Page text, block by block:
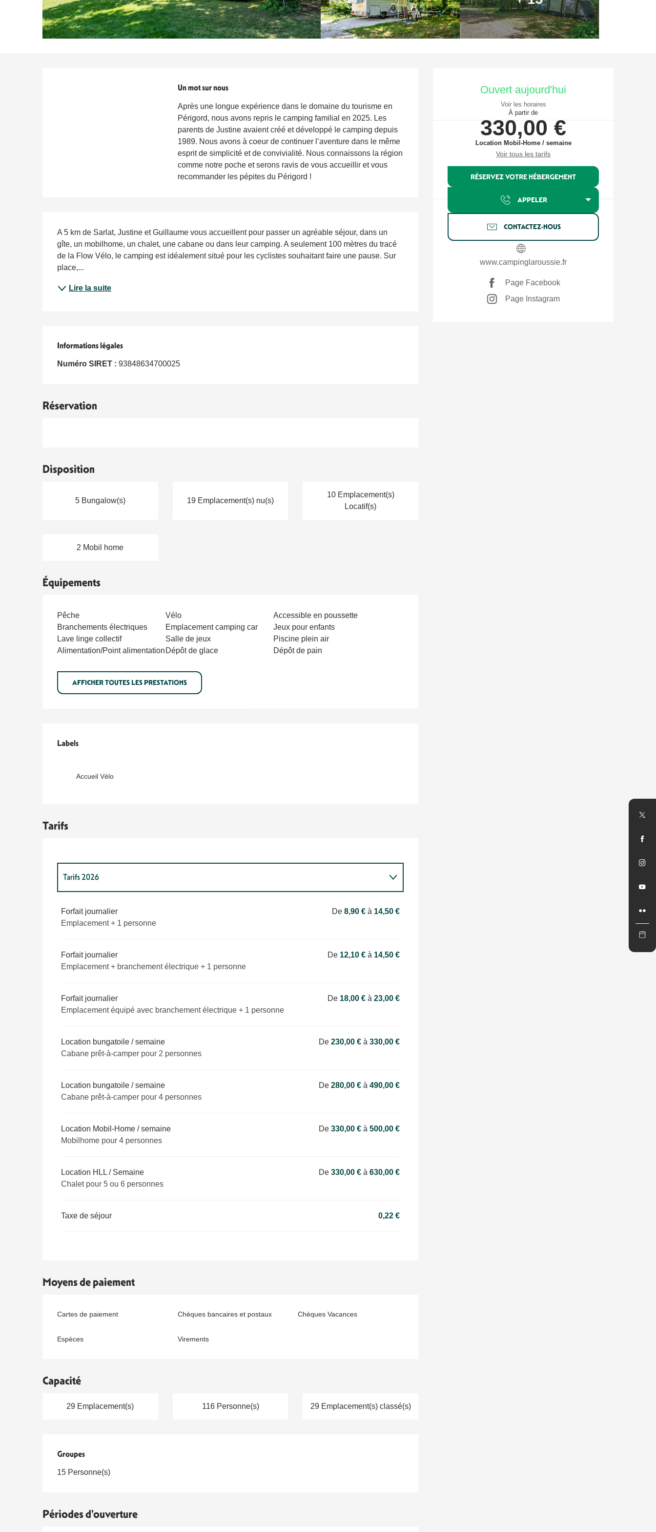
Ouverture et coordonnées
Ouvert aujourd'hui
Voir les horaires
À partir de
330,00 €
Location Mobil-Home / semaine
Voir tous les tarifs
RÉSERVEZ VOTRE HÉBERGEMENT
APPELER
CONTACTEZ-NOUS
www.campinglaroussie.fr
Page Facebook
Page Instagram
Un mot sur nous
Après une longue expérience dans le domaine du tourisme en
Périgord, nous avons repris le camping familial en 2025. Les
parents de Justine avaient créé et développé le camping depuis
1989. Nous avons à coeur de continuer l’aventure dans le même
esprit de simplicité et de convivialité. Nous connaissons la région
comme notre poche et serons ravis de vous accueillir et vous
recommander les pépites du Périgord !
Description
A 5 km de Sarlat, Justine et Guillaume vous accueillent pour passer un agréable séjour, dans un
gîte, un mobilhome, un chalet, une cabane ou dans leur camping. A seulement 100 mètres du tracé
de la Flow Vélo, le camping est idéalement situé pour les cyclistes souhaitant faire une pause. Sur
place,...
Lire la suite
Informations légales
Informations légales
Numéro SIRET : 93848634700025
Réservation
Disposition
5 Bungalow(s) 19 Emplacement(s) nu(s)
10 Emplacement(s)
Locatif(s)
2 Mobil home
Équipements
Pêche Vélo
Accessible en poussette
Branchements électriques
Emplacement camping car
Jeux pour enfants
Lave linge collectif
Salle de jeux
Piscine plein air
Alimentation/Point alimentation Dépôt de glace Dépôt de pain
AFFICHER TOUTES LES PRESTATIONS
Offres de prestations
Labels
Labels
Accueil Vélo
Tarifs
Tarifs 2026
Forfait journalier
Emplacement + 1 personne
De8,90 € à 14,50 €
Forfait journalier
Emplacement + branchement électrique + 1 personne
De 12,10 € à 14,50 €
Forfait journalier
Emplacement équipé avec branchement électrique + 1 personne
De 18,00 € à23,00 €
Location bungatoile / semaine
Cabane prêt-à-camper pour 2 personnes
De230,00 € à330,00 €
Location bungatoile / semaine
Cabane prêt-à-camper pour 4 personnes
De280,00 € à490,00 €
Location Mobil-Home / semaine
Mobilhome pour 4 personnes
De330,00 € à500,00 €
Location HLL / Semaine
Chalet pour 5 ou 6 personnes
De330,00 € à630,00 €
Taxe de séjour 0,22 €
Moyens de paiement
Cartes de paiement Chèques bancaires et postaux Chèques Vacances
Espèces Virements
Capacité
29 Emplacement(s) 116 Personne(s) 29 Emplacement(s) classé(s)
Groupes
Groupes
15 Personne(s)
Périodes d'ouverture